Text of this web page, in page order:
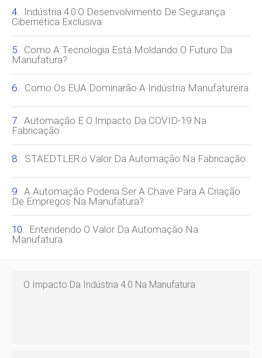
Indústria 4.0:o Desenvolvimento De Segurança
Cibernética Exclusiva
Como A Tecnologia Está Moldando O Futuro Da
Manufatura?
Como Os EUA Dominarão A Indústria Manufatureira
Automação E O Impacto Da COVID-19 Na
Fabricação
STAEDTLER:o Valor Da Automação Na Fabricação
A Automação Poderia Ser A Chave Para A Criação
De Empregos Na Manufatura?
Entendendo O Valor Da Automação Na
Manufatura
O Impacto Da Indústria 4.0 Na Manufatura